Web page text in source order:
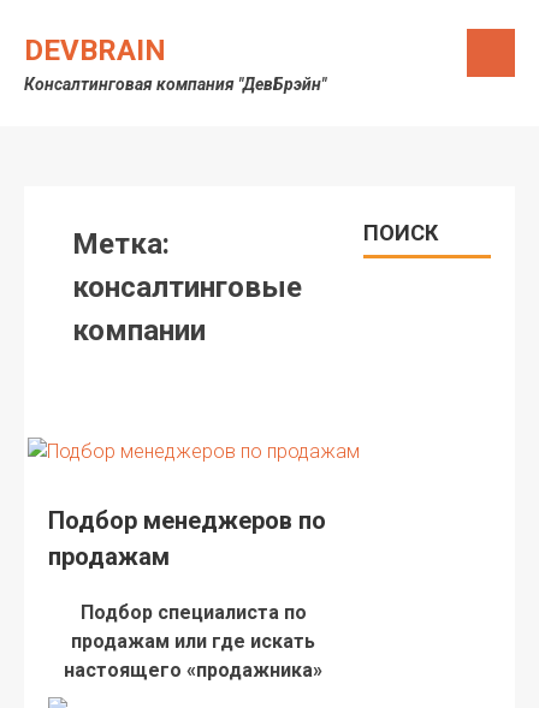
DEVBRAIN
Консалтинговая компания "ДевБрэйн"
Метка:
консалтинговые
компании
Подбор менеджеров по
продажам
Подбор специалиста по
продажам или где искать
настоящего «продажника»
ПОИСК